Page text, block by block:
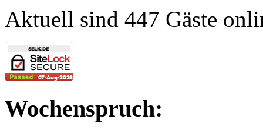
Aktuell sind 447 Gäste
Wochenspruch: